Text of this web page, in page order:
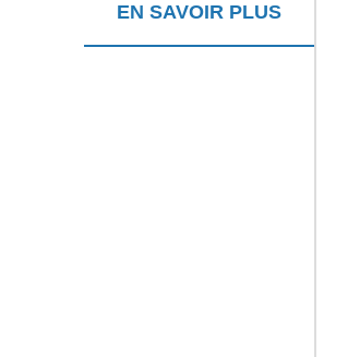
EN SAVOIR PLUS